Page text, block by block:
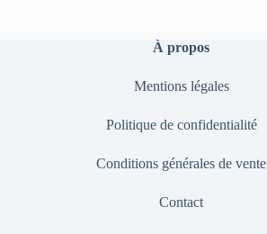
À propos
Mentions légales
Politique de confidentialité
Conditions générales de vente
Contact